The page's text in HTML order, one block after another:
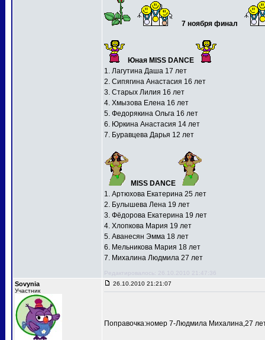
7 ноября финал
Юная MISS DANCE
1. Лагутина Даша 17 лет
2. Сипягина Анастасия 16 лет
3. Старых Лилия 16 лет
4. Хмызова Елена 16 лет
5. Федорякина Ольга 16 лет
6. Юркина Анастасия 14 лет
7. Буравцева Дарья 12 лет
MISS DANCE
1. Артюхова Екатерина 25 лет
2. Булышева Лена 19 лет
3. Фёдорова Екатерина 19 лет
4. Хлопкова Мария 19 лет
5. Аванесян Эмма 18 лет
6. Мельникова Мария 18 лет
7. Михалина Людмила 27 лет
Редактировалось: 26.10.2010 21:47:36
Sovynia
Участник
26.10.2010 21:21:07
Поправочка:номер 7-Людмила Михалина,27